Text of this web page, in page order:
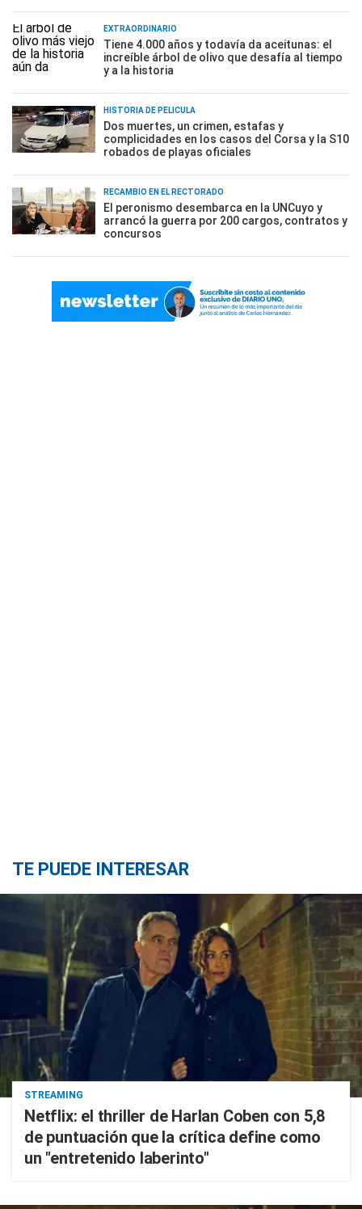
EXTRAORDINARIO
Tiene 4.000 años y todavía da aceitunas: el
increíble árbol de olivo que desafía al tiempo
y a la historia
HISTORIA DE PELÍCULA
Dos muertes, un crimen, estafas y
complicidades en los casos del Corsa y la S10
robados de playas oficiales
RECAMBIO EN EL RECTORADO
El peronismo desembarca en la UNCuyo y
arrancó la guerra por 200 cargos, contratos y
concursos
TE PUEDE INTERESAR
STREAMING
Netflix: el thriller de Harlan Coben con 5,8
de puntuación que la crítica define como
un "entretenido laberinto"